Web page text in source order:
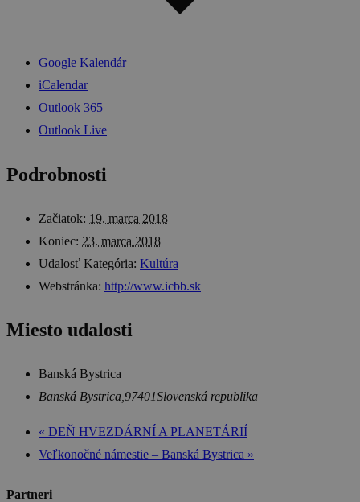
Google Kalendár
iCalendar
Outlook 365
Outlook Live
Podrobnosti
Začiatok: 19. marca 2018
Koniec: 23. marca 2018
Udalosť Kategória: Kultúra
Webstránka: http://www.icbb.sk
Miesto udalosti
Banská Bystrica
Banská Bystrica 97401Slovenská republika
« DEŇ HVEZDÁRNÍ A PLANETÁRIÍ
Veľkonočné námestie – Banská Bystrica »
Partneri